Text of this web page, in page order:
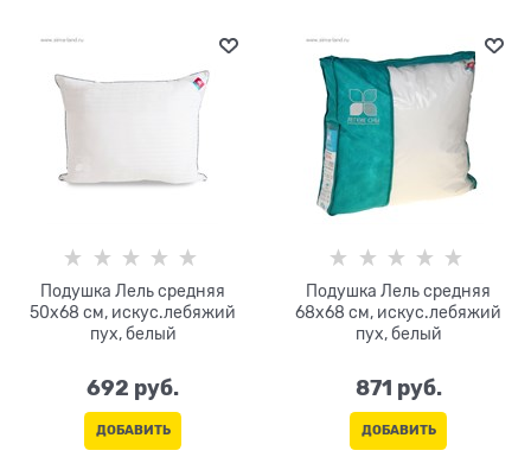
Подушка Лель средняя
50х68 см, искус.лебяжий
пух, белый
692 руб.
ДОБАВИТЬ
Подушка Лель средняя
68х68 см, искус.лебяжий
пух, белый
871 руб.
ДОБАВИТЬ